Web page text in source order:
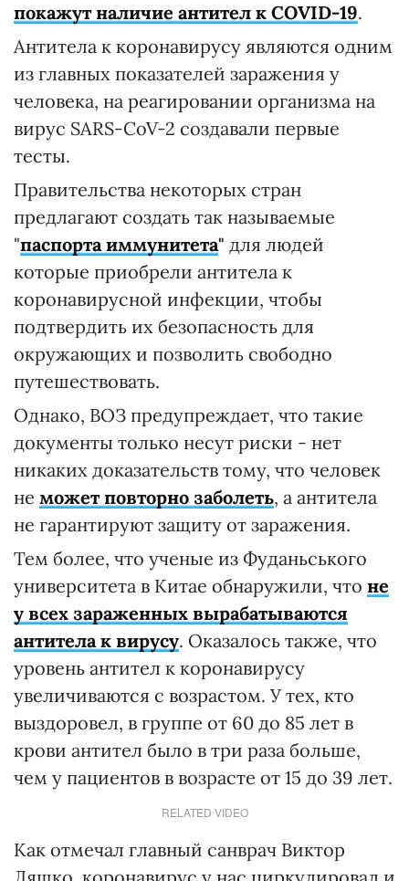
покажут наличие антител к COVID-19.
Антитела к коронавирусу являются одним
из главных показателей заражения у
человека, на реагировании организма на
вирус SARS-CoV-2 создавали первые
тесты.
Правительства некоторых стран
предлагают создать так называемые
"паспорта иммунитета" для людей
которые приобрели антитела к
коронавирусной инфекции, чтобы
подтвердить их безопасность для
окружающих и позволить свободно
путешествовать.
Однако, ВОЗ предупреждает, что такие
документы только несут риски - нет
никаких доказательств тому, что человек
не может повторно заболеть, а антитела
не гарантируют защиту от заражения.
Тем более, что ученые из Фуданьського
университета в Китае обнаружили, что не
у всех зараженных вырабатываются
антитела к вирусу. Оказалось также, что
уровень антител к коронавирусу
увеличиваются с возрастом. У тех, кто
выздоровел, в группе от 60 до 85 лет в
крови антител было в три раза больше,
чем у пациентов в возрасте от 15 до 39 лет.
RELATED VIDEO
Как отмечал главный санврач Виктор